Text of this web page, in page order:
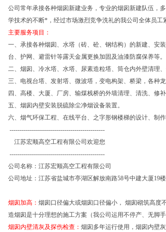
公司常年承接各种烟囱新建业务，专业的烟囱新建队伍，
学技术的不断*，经过市场激烈竞争洗礼的我公司全体员
主要服务项目：
一、承接各种烟囱、水塔（砖、砼、钢结构）的新建、安
台、护网、避雷针等露天金属更换加固及油漆防腐保养等。
二、烟囱、冷水塔、水塔、尿素造粒塔、筒仓内外壁清理
三、电视台塔、发射塔、微波塔，变电构架、桥梁，各种
四、高楼、大厦、厂房、输煤栈桥的外墙清理、清洗、修
五、烟囱内壁安装脱硫除尘净烟设备装置。
六、烟气环保工程、在线平台、之字形钢楼梯的设计、制
-----------------------------------------------
江苏宏顺高空工程有限公司欢迎您
-----------------------------------------------
公司名称：江苏宏顺高空工程有限公司
公司地址：江苏省盐城市亭湖区解放南路58号中建大厦19楼
烟囱加高： 烟囱口径偏大或烟囱口径偏小， 烟囱砌筑高度
造烟囱是十分理想的施工方案（我公司运用不停产、无脚
烟囱内壁清灰及探伤检查： 烟囱多年运行使用，烟囱内壁